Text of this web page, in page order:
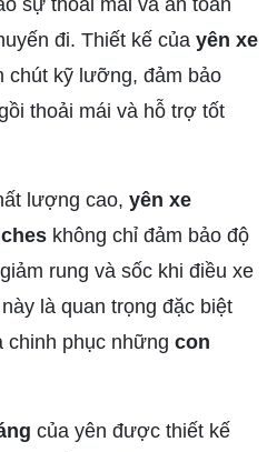
đi. Thiết kế của yên xe
chút kỹ lưỡng, đảm bảo
thoải mái và hỗ trợ tốt
lượng cao, yên xe
không chỉ đảm bảo độ
rung và sốc khi điều xe
là quan trọng đặc biệt
chinh phục những con
của yên được thiết kế